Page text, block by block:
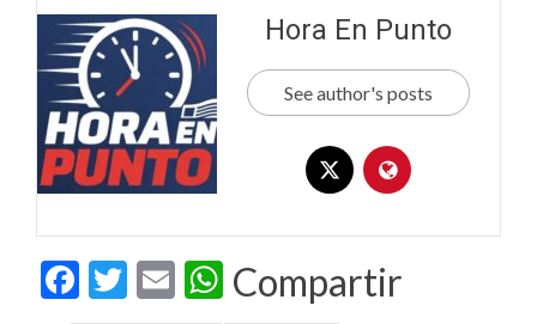
Hora En Punto
See author's posts
Facebook
Twitter
EmailWhatsApp
Compartir